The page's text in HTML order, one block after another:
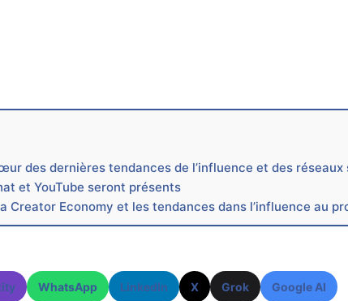
des dernières tendances de l’influence et des réseaux
et YouTube seront présents
Creator Economy et les tendances dans l’influence au
WhatsApp LinkedIn X Grok Google AI